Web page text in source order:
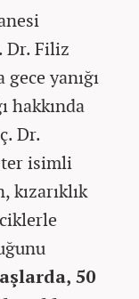
Dr. Filiz
yanığı
hakkında
Dr.
isimli
kızarıklık
50